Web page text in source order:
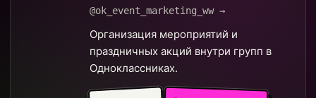
@ok_event_marketing_ww →
Организация мероприятий и
праздничных акций внутри групп в
Одноклассниках.